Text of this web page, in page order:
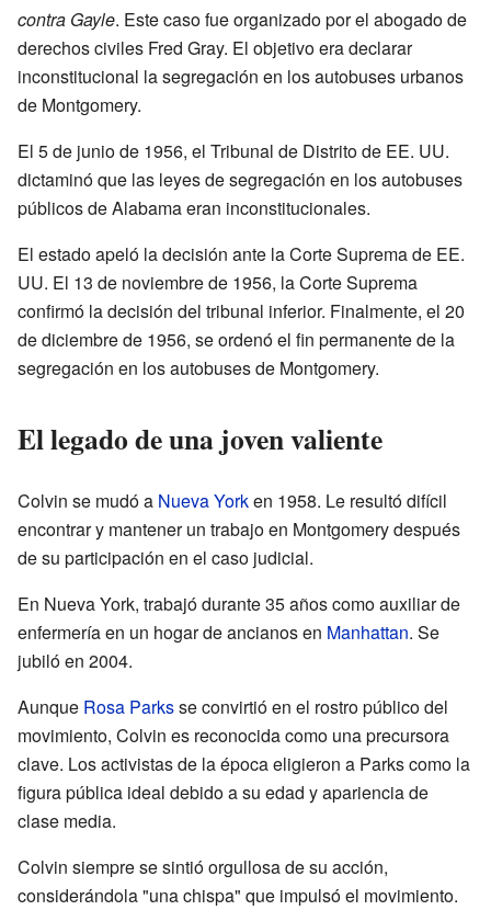
contra Gayle. Este caso fue organizado por el abogado de
derechos civiles Fred Gray. El objetivo era declarar
inconstitucional la segregación en los autobuses urbanos
de Montgomery.
El 5 de junio de 1956, el Tribunal de Distrito de EE. UU.
dictaminó que las leyes de segregación en los autobuses
públicos de Alabama eran inconstitucionales.
El estado apeló la decisión ante la Corte Suprema de EE.
UU. El 13 de noviembre de 1956, la Corte Suprema
confirmó la decisión del tribunal inferior. Finalmente, el 20
de diciembre de 1956, se ordenó el fin permanente de la
segregación en los autobuses de Montgomery.
El legado de una joven valiente
Colvin se mudó a Nueva Yorken 1958. Le resultó difícil
encontrar y mantener un trabajo en Montgomery después
de su participación en el caso judicial.
En Nueva York, trabajó durante 35 años como auxiliar de
enfermería en un hogar de ancianos en Manhattan. Se
jubiló en 2004.
Aunque Rosa Parksse convirtió en el rostro público del
movimiento, Colvin es reconocida como una precursora
clave. Los activistas de la época eligieron a Parks como la
figura pública ideal debido a su edad y apariencia de
clase media.
Colvin siempre se sintió orgullosa de su acción,
considerándola "una chispa" que impulsó el movimiento.